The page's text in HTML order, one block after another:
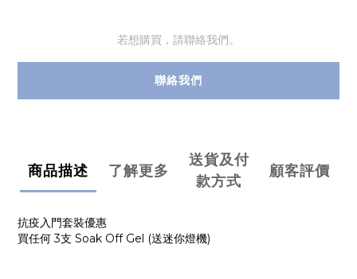
若想購買，請聯絡我們。
聯絡我們
商品描述 了解更多
送貨及付
款方式
顧客評價
抗疫入門套裝優惠
買任何 3支 Soak Off Gel (送迷你燈機)